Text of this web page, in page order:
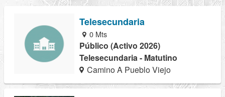
Telesecundaria
0 Mts
Público (Activo 2026)
Telesecundaria - Matutino
Camino A Pueblo Viejo